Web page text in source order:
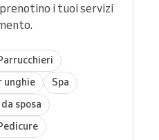
prenotino i tuoi servizi
unghie
Spa
sposa